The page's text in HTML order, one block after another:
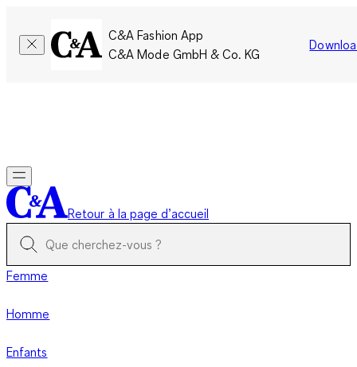
C&A Fashion App
C&A Mode GmbH & Co. KG
Retour à la page d’accueil
Femme
Homme
Enfants